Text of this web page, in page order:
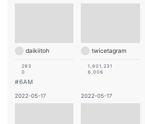
daikiitoh
293
0
#6AM
twicetagram
1,601,231
6,006
2022-05-17 2022-05-17